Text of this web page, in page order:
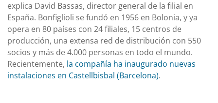
explica David Bassas, director general de la filial en
España. Bonfiglioli se fundó en 1956 en Bolonia, y ya
opera en 80 países con 24 filiales, 15 centros de
producción, una extensa red de distribución con 550
socios y más de 4.000 personas en todo el mundo.
Recientemente, la compañía ha inaugurado nuevas
instalaciones en Castellbisbal (Barcelona).